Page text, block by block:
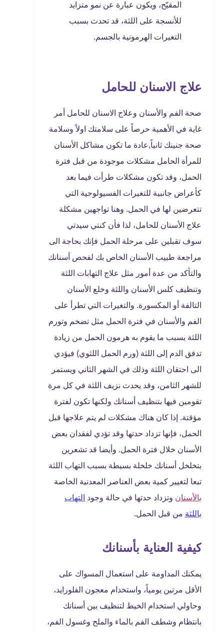
المقيّح، ويكون عبارة عن نمو متزايد
للأنسجة على اللثة، قد تحدث بسبب
التغيرات الهرمونية بالجسم.
علاج الاسنان للحامل
صحة الفم والأسنان وعلاج الاسنان للحامل أمر
غاية في الأهمية حرصاً على سلامتك اولاً وسلامة
صحة جنينك ثانياً,عادة ما تكون مشاكل الأسنان
للمرأة الحامل مشكلات موجودة من قبل فترة
الحمل، وقد تكون مشكلات طرأت فيما بعد
كأعراض جانبية للتغيرات الفسيولوجية التي
تتعرضين لها في الحمل. وهنا تواجهين مشكلة
علاج الأسنان للحامل، لذا فأن كنتي سيدتي
سوف تقبلين على مرحلة الحمل فإنك بحاجة الى
مراجعة طبيب الأسنان الخاص بك لفحص أسنانك
والتأكد من عدة أمور مثل علاج التهابات اللثة
وتنظيف كلس الأسنان واللثة وخلع الأسنان
التالفة أو المكسورة. والتغيرات التي تطرأ على
الفم والأسنان في فترة الحمل مثل تضخم وتورم
اللثة بسبب ما يقوم به هرمون الحمل من زيادة
تدفق الدم إلى اللثة (ورم الحمل اللثوي) فيؤدي
الى احتقان اللثة وذلك في الشهر الثاني ويستمر
للشهر الثامن، وقد يحدث نزيف اللثة في كل مرة
تقومين فيها بتنظيف أسنانك ولكنها تكون لفترة
مؤقتة. إذا كان هناك مشكلات لم يتم علاجها قبل
الحمل، فإنها تزداد حدتها وقد تؤدي لفقدان بعض
الأسنان خلال فترة الحمل. وأيضا قد تشعرين
بتخلخل أسنانك خلخلة بسيطة بسبب التهاب اللثة
تبعا لتغيير كمية بعض العناصر المعدنية الخاصة
بالأسنان وتزداد حدتها في حالة وجود التهاب
باللثة من قبل الحمل.
كيفية العناية بأسنانك
يمكنك المداومة على استعمال المسواك على
الأقل مرتين يومياً، واستخدام معجون الفلورايد،
وحاولي استخدام الخيط لتنظيف بين أسنانك
بانتظام وشطف الفم بالماء والملح وغسول الفم،